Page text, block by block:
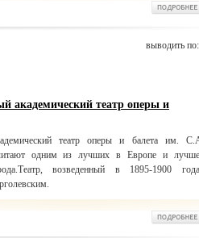
выводить по:
академический театр оперы и
театр оперы и балета им.
одним из лучших в Европе и
возведенный в 1895-1900